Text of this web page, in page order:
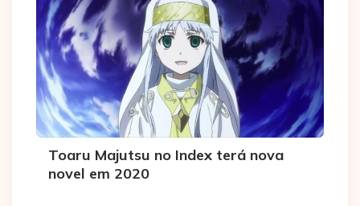
Toaru Majutsu no Index terá nova
novel em 2020